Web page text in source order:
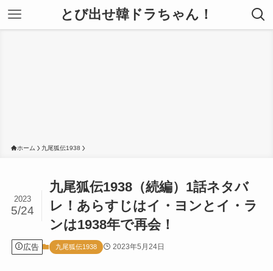
とび出せ韓ドラちゃん！
ホーム 九尾狐伝1938
九尾狐伝1938（続編）1話ネタバ
レ！あらすじはイ・ヨンとイ・ラ
ンは1938年で再会！
2023
5/24
広告 九尾狐伝1938 2023年5月24日